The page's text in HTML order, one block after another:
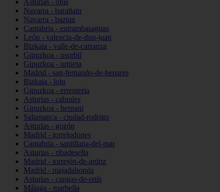
Asturias - onís
Navarra - barañain
Navarra - baztan
Cantabria - entrambasaguas
León - valencia-de-don-juan
Bizkaia - valle-de-carranza
Gipuzkoa - usurbil
Gipuzkoa - urnieta
Madrid - san-fernando-de-henares
Bizkaia - loiu
Gipuzkoa - errenteria
Asturias - cabrales
Gipuzkoa - hernani
Salamanca - ciudad-rodrigo
Asturias - gozón
Madrid - torrelodones
Cantabria - santillana-del-mar
Asturias - ribadesella
Madrid - torrejón-de-ardoz
Madrid - majadahonda
Asturias - cangas-de-onís
Málaga - marbella